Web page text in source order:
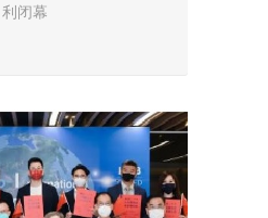
利闭幕